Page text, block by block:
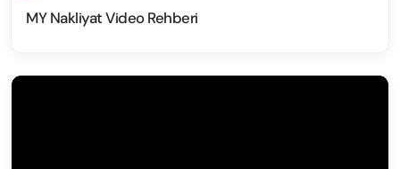
MY Nakliyat Video Rehberi